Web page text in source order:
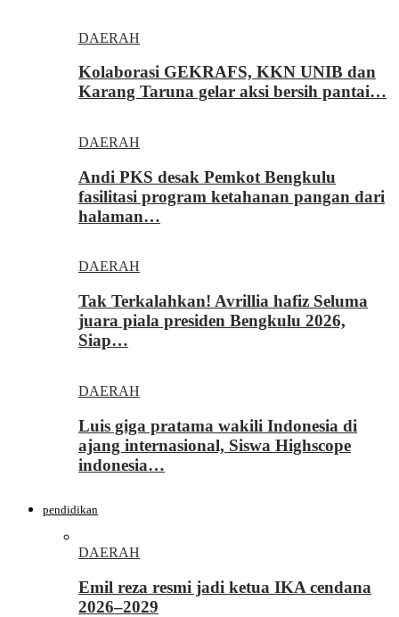
DAERAH
Kolaborasi GEKRAFS, KKN UNIB dan
Karang Taruna gelar aksi bersih pantai…
DAERAH
Andi PKS desak Pemkot Bengkulu
fasilitasi program ketahanan pangan dari
halaman…
DAERAH
Tak Terkalahkan! Avrillia hafiz Seluma
juara piala presiden Bengkulu 2026,
Siap…
DAERAH
Luis giga pratama wakili Indonesia di
ajang internasional, Siswa Highscope
indonesia…
pendidikan
DAERAH
Emil reza resmi jadi ketua IKA cendana
2026–2029